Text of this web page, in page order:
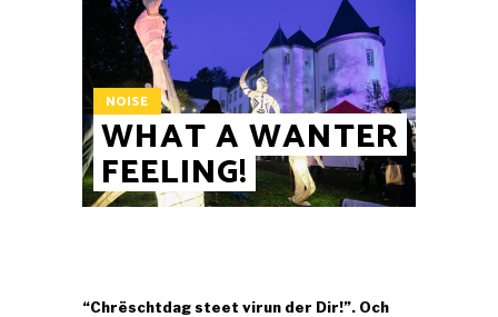
NOISE
WHAT A WANTER
FEELING!
“Chrëschtdag steet virun der Dir!”. Och